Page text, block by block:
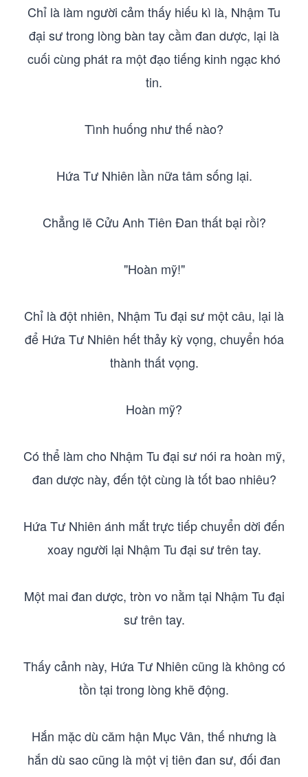
Chỉ là làm người cảm thấy hiếu kì là, Nhậm Tu
đại sư trong lòng bàn tay cầm đan dược, lại là
cuối cùng phát ra một đạo tiếng kinh ngạc khó
tin.
Tình huống như thế nào?
Hứa Tư Nhiên lần nữa tâm sống lại.
Chẳng lẽ Cửu Anh Tiên Đan thất bại rồi?
"Hoàn mỹ!"
Chỉ là đột nhiên, Nhậm Tu đại sư một câu, lại là
để Hứa Tư Nhiên hết thảy kỳ vọng, chuyển hóa
thành thất vọng.
Hoàn mỹ?
Có thể làm cho Nhậm Tu đại sư nói ra hoàn mỹ,
đan dược này, đến tột cùng là tốt bao nhiêu?
Hứa Tư Nhiên ánh mắt trực tiếp chuyển dời đến
xoay người lại Nhậm Tu đại sư trên tay.
Một mai đan dược, tròn vo nằm tại Nhậm Tu đại
sư trên tay.
Thấy cảnh này, Hứa Tư Nhiên cũng là không có
tồn tại trong lòng khẽ động.
Hắn mặc dù căm hận Mục Vân, thế nhưng là
hắn dù sao cũng là một vị tiên đan sư, đối đan